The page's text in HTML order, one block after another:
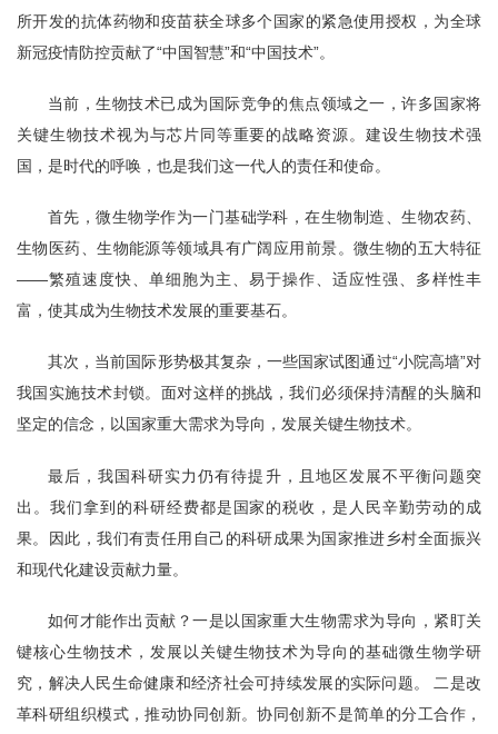
所开发的抗体药物和疫苗获全球多个国家的紧急使用授权，为全球
新冠疫情防控贡献了“中国智慧”和“中国技术”。
当前，生物技术已成为国际竞争的焦点领域之一，许多国家将
关键生物技术视为与芯片同等重要的战略资源。建设生物技术强
国，是时代的呼唤，也是我们这一代人的责任和使命。
首先，微生物学作为一门基础学科，在生物制造、生物农药、
生物医药、生物能源等领域具有广阔应用前景。微生物的五大特征
——繁殖速度快、单细胞为主、易于操作、适应性强、多样性丰
富，使其成为生物技术发展的重要基石。
其次，当前国际形势极其复杂，一些国家试图通过“小院高墙”对
我国实施技术封锁。面对这样的挑战，我们必须保持清醒的头脑和
坚定的信念，以国家重大需求为导向，发展关键生物技术。
最后，我国科研实力仍有待提升，且地区发展不平衡问题突
出。我们拿到的科研经费都是国家的税收，是人民辛勤劳动的成
果。因此，我们有责任用自己的科研成果为国家推进乡村全面振兴
和现代化建设贡献力量。
如何才能作出贡献？一是以国家重大生物需求为导向，紧盯关
键核心生物技术，发展以关键生物技术为导向的基础微生物学研
究，解决人民生命健康和经济社会可持续发展的实际问题。 二是改
革科研组织模式，推动协同创新。协同创新不是简单的分工合作，